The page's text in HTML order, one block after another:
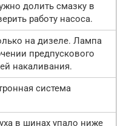
долить смазку в
работу насоса.
на дизеле. Лампа
предпускового
накаливания.
система
в шинах упало ниже